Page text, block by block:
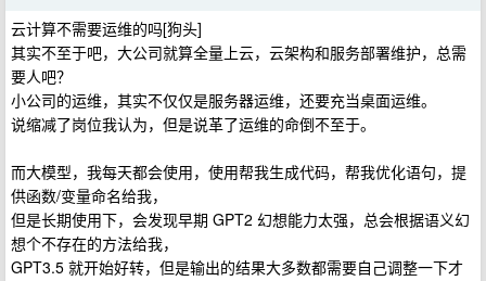
云计算不需要运维的吗[狗头]
其实不至于吧，大公司就算全量上云，云架构和服务部署维护，总需
要人吧？
小公司的运维，其实不仅仅是服务器运维，还要充当桌面运维。
说缩减了岗位我认为，但是说革了运维的命倒不至于。
而大模型，我每天都会使用，使用帮我生成代码，帮我优化语句，提
供函数/变量命名给我，
但是长期使用下，会发现早期 GPT2 幻想能力太强，总会根据语义幻
想个不存在的方法给我，
GPT3.5 就开始好转，但是输出的结果大多数都需要自己调整一下才